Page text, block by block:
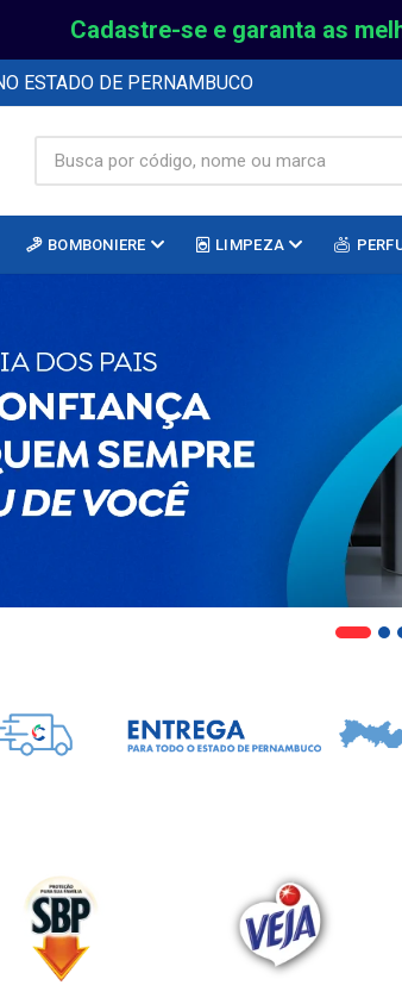
Cadastre-se e garanta as
ESTADO DE PERNAMBUCO
BOMBONIERE LIMPEZA